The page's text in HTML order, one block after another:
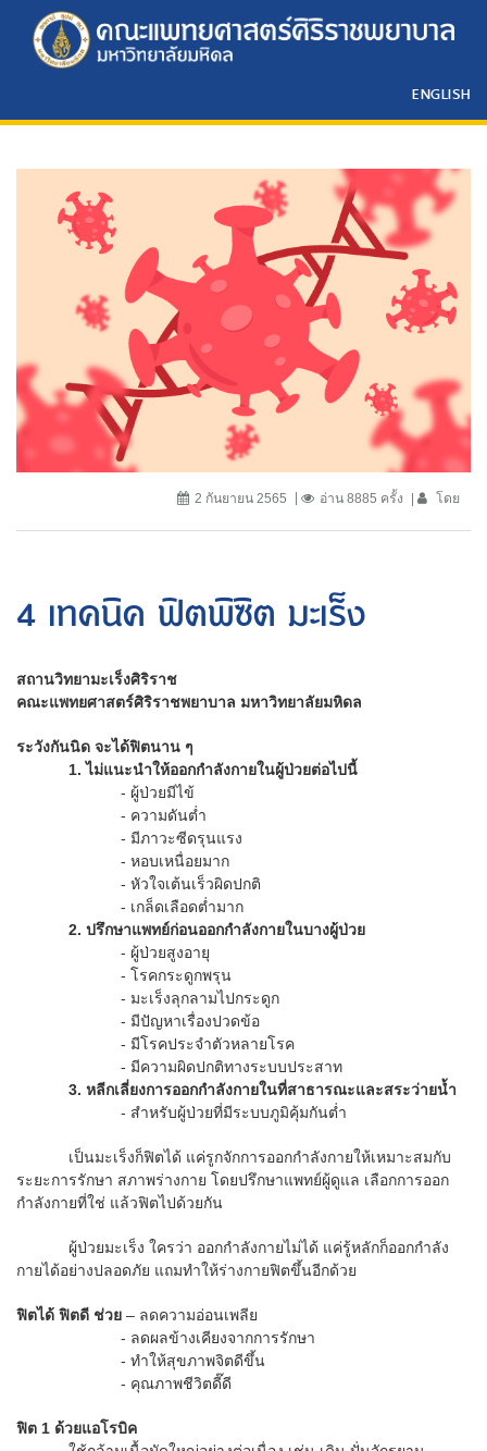
ENGLISH
2 กันยายน 2565 อ่าน 8885 ครั้ง โดย
4 เทคนิค ฟิตพิซิต มะเร็ง
สถานวิทยามะเร็งศิริราช
คณะแพทยศาสตร์ศิริราชพยาบาล มหาวิทยาลัยมหิดล
ระวังกันนิด จะได้ฟิตนาน ๆ
1. ไม่แนะนำให้ออกกำลังกายในผู้ป่วยต่อไปนี้
- ผู้ป่วยมีไข้
- ความดันต่ำ
- มีภาวะซีดรุนแรง
- หอบเหนื่อยมาก
- หัวใจเต้นเร็วผิดปกติ
- เกล็ดเลือดต่ำมาก
2. ปรึกษาแพทย์ก่อนออกกำลังกายในบางผู้ป่วย
- ผู้ป่วยสูงอายุ
- โรคกระดูกพรุน
- มะเร็งลุกลามไปกระดูก
- มีปัญหาเรื่องปวดข้อ
- มีโรคประจำตัวหลายโรค
- มีความผิดปกติทางระบบประสาท
3. หลีกเลี่ยงการออกกำลังกายในที่สาธารณะและสระว่ายน้ำ
- สำหรับผู้ป่วยที่มีระบบภูมิคุ้มกันต่ำ
เป็นมะเร็งก็ฟิตได้ แค่รูกจักการออกกำลังกายให้เหมาะสมกับ
ระยะการรักษา สภาพร่างกาย โดยปรึกษาแพทย์ผู้ดูแล เลือกการออก
กำลังกายที่ใช่ แล้วฟิตไปด้วยกัน
ผู้ป่วยมะเร็ง ใครว่า ออกกำลังกายไม่ได้ แค่รู้หลักก็ออกกำลัง
กายได้อย่างปลอดภัย แถมทำให้ร่างกายฟิตขึ้นอีกด้วย
ฟิตได้ ฟิตดี ช่วย – ลดความอ่อนเพลีย
- ลดผลข้างเคียงจากการรักษา
- ทำให้สุขภาพจิตดีขึ้น
- คุณภาพชีวิตดี๊ดี
ฟิต 1 ด้วยแอโรบิค